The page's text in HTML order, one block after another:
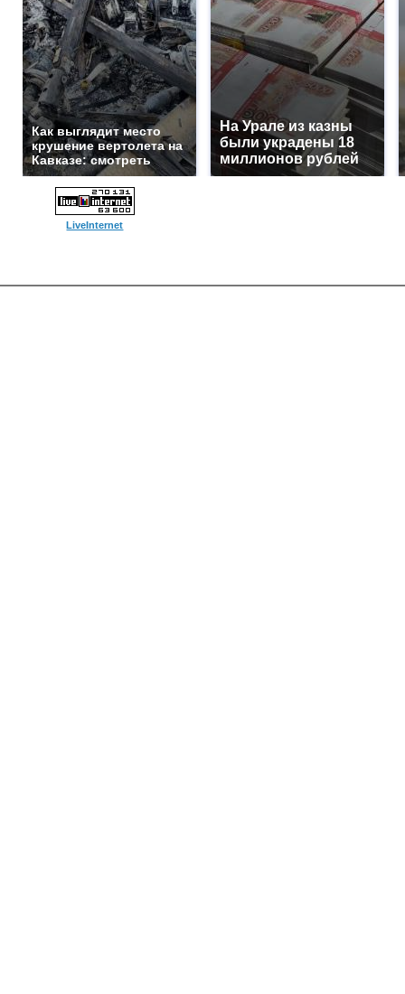
Как выглядит место
крушение вертолета на
Кавказе: смотреть
На Урале из казны
были украдены 18
миллионов рублей
LiveInternet